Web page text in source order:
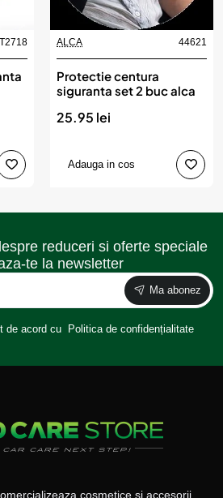
top ALCA 44621
Protectie centura
siguranta set 2 buc alca
25.95 lei
Adauga in cos
reduceri si oferte speciale
te la newsletter
Ma abonez
de acord cu Politica de confidențialitate
cosmetice si accesorii